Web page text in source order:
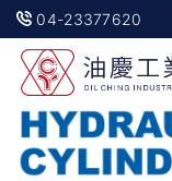
04-23377620